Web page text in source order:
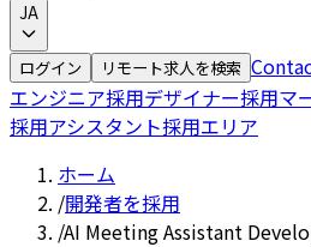
JA
ログイン リモート求人を検索
エンジニア採用デザイナー採用マ
採用アシスタント採用エリア
ホーム
/開発者を採用
/AI Meeting Assistant